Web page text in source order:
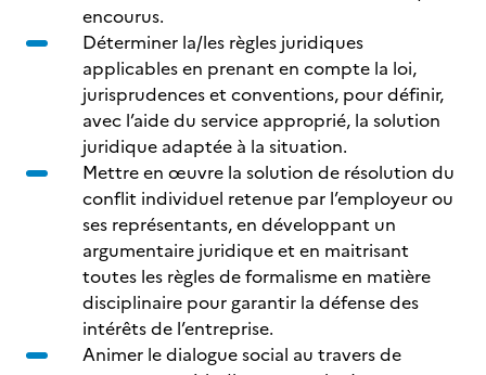
encourus.
Déterminer la/les règles juridiques
applicables en prenant en compte la loi,
jurisprudences et conventions, pour définir,
avec l’aide du service approprié, la solution
juridique adaptée à la situation.
Mettre en œuvre la solution de résolution du
conflit individuel retenue par l’employeur ou
ses représentants, en développant un
argumentaire juridique et en maitrisant
toutes les règles de formalisme en matière
disciplinaire pour garantir la défense des
intérêts de l’entreprise.
Animer le dialogue social au travers de